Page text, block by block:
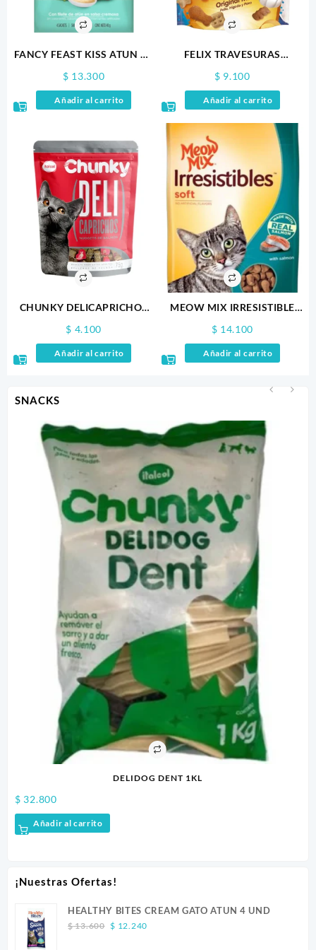
SNACKS
DELIDOG DENT 1KL
carrito
¡Nuestras Ofertas!
HEALTHY BITES CREAM GATO ATUN 4 UND
$13.600 Original
$ 12.240Current
FANCY FEAST KISS ATUN X4
$ 13.300
Añadir al carrito
FELIX TRAVESURAS
$ 9.100
Añadir al carrito
CHUNKY DELICAPRICHOS
$ 4.100
Añadir al carrito
MEOW MIX IRRESISTIBLE
$ 14.100
Añadir al carrito